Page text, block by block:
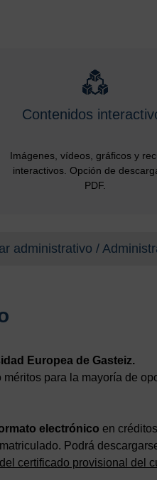
Contenidos
Imágenes, vídeos, gráficos y
interactivos. Opción de
PDF.
administrativo /
Europea de Gasteiz.
para la mayoría de
electrónico en
Podrá
certificado provisional del